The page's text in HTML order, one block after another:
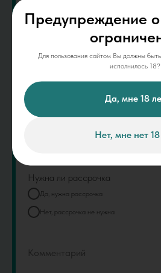
Предупреждение
Для пользования сайтом Вы должны
исполнилось 18?
Да, мне 18
Нет, мне нет 18
Нужна ли рассрочка
Да, нужна рассрочка
Нет, рассрочка не нужна